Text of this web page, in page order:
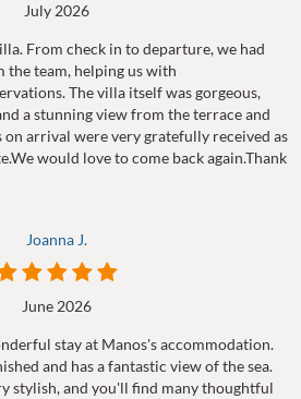
July 2026
From check in to departure, we had
team, helping us with
The villa itself was gorgeous,
a stunning view from the terrace and
on arrival were very gratefully received as
would love to come back again.Thank
Joanna J.
June 2026
stay at Manos's accommodation.
and has a fantastic view of the sea.
stylish, and you'll find many thoughtful